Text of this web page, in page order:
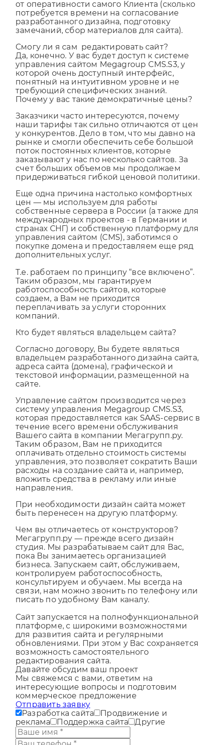
В этом случае время разработки зависит и
от оперативности самого Клиента (сколько
потребуется времени на согласование
разработанного дизайна, подготовку
Смогу ли я сам редактировать сайт?
Да, конечно. У вас будет доступ к системе
управления сайтом Megagroup CMS.S3, у
которой очень доступный интерфейс,
понятный на интуитивном уровне и не
требующий специфических знаний.
Заказчики часто интересуются, почему
наши тарифы так сильно отличаются от цен
у конкурентов. Дело в том, что мы давно на
рынке и смогли обеспечить себе большой
поток постоянных клиентов, которые
заказывают у нас по несколько сайтов. За
счет больших объемов мы продолжаем
Еще одна причина настолько комфортных
цен — мы используем для работы
собственные сервера в России (а также для
международных проектов - в Германии и
странах СНГ) и собственную платформу для
управления сайтом (CMS), заботимся о
покупке домена и предоставляем еще ряд
Т.е. работаем по принципу “все включено”.
Таким образом, мы гарантируем
работоспособность сайтов, которые
создаем, а Вам не приходится
переплачивать за услуги сторонних
Согласно договору, Вы будете являться
владельцем разработанного дизайна сайта,
адреса сайта (домена), графической и
текстовой информации, размещенной на
Управление сайтом производится через
систему управления Megagroup CMS.S3,
которая предоставляется как SAAS-сервис в
течение всего времени обслуживания
Вашего сайта в компании Мегагрупп.ру.
Таким образом, Вам не приходится
оплачивать отдельно стоимость системы
управления, это позволяет сократить Ваши
расходы на создание сайта и, например,
вложить средства в рекламу или иные
При необходимости дизайн сайта может
Чем вы отличаетесь от конструкторов?
Мегагрупп.ру — прежде всего дизайн
студия. Мы разрабатываем сайт для Вас,
пока Вы занимаетесь организацией
бизнеса. Запускаем сайт, обслуживаем,
контролируем работоспособность,
консультируем и обучаем. Мы всегда на
связи, нам можно звонить по телефону или
Сайт запускается на полнофункциональной
платформе, с широкими возможностями
для развития сайта и регулярными
обновлениями. При этом у Вас сохраняется
возможность самостоятельного
редактирования сайта.
Давайте обсудим ваш проект
Мы свяжемся с вами, ответим на
интересующие вопросы и подготовим
коммерческое предложение
Отправить заявку
Разработка сайта
Продвижение и
реклама
Поддержка сайта